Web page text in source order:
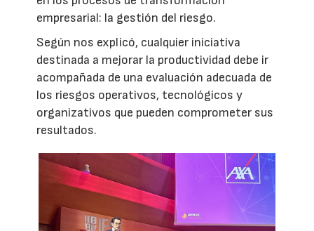
empresarial: la gestión del riesgo.
Según nos explicó, cualquier iniciativa
destinada a mejorar la productividad debe ir
acompañada de una evaluación adecuada de
los riesgos operativos, tecnológicos y
organizativos que pueden comprometer sus
resultados.